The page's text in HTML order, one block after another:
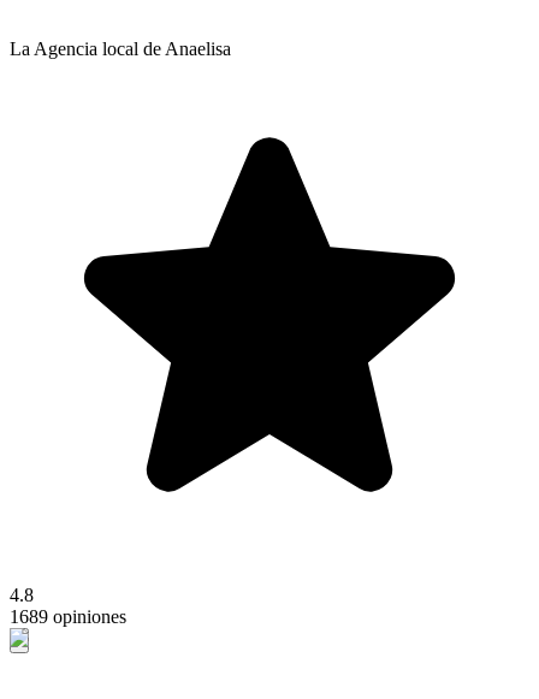
La Agencia local de Anaelisa
4.8
1689 opiniones